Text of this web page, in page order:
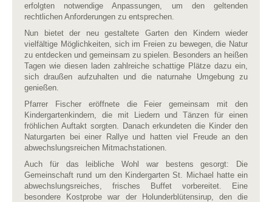
erfolgten notwendige Anpassungen, um den geltenden
rechtlichen Anforderungen zu entsprechen.
Nun bietet der neu gestaltete Garten den Kindern wieder
vielfältige Möglichkeiten, sich im Freien zu bewegen, die Natur
zu entdecken und gemeinsam zu spielen. Besonders an heißen
Tagen wie diesen laden zahlreiche schattige Plätze dazu ein,
sich draußen aufzuhalten und die naturnahe Umgebung zu
genießen.
Pfarrer Fischer eröffnete die Feier gemeinsam mit den
Kindergartenkindern, die mit Liedern und Tänzen für einen
fröhlichen Auftakt sorgten. Danach erkundeten die Kinder den
Naturgarten bei einer Rallye und hatten viel Freude an den
abwechslungsreichen Mitmachstationen.
Auch für das leibliche Wohl war bestens gesorgt: Die
Gemeinschaft rund um den Kindergarten St. Michael hatte ein
abwechslungsreiches, frisches Buffet vorbereitet. Eine
besondere Kostprobe war der Holunderblütensirup, den die